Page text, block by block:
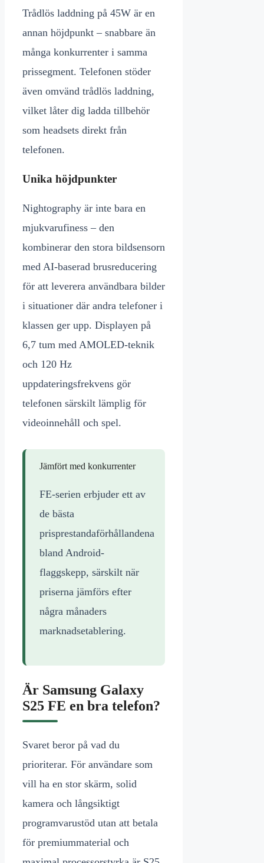
Trådlös laddning på 45W är en
annan höjdpunkt – snabbare än
många konkurrenter i samma
prissegment. Telefonen stöder
även omvänd trådlös laddning,
vilket låter dig ladda tillbehör
som headsets direkt från
telefonen.
Unika höjdpunkter
Nightography är inte bara en
mjukvarufiness – den
kombinerar den stora bildsensorn
med AI-baserad brusreducering
för att leverera användbara bilder
i situationer där andra telefoner i
klassen ger upp. Displayen på
6,7 tum med AMOLED-teknik
och 120 Hz
uppdateringsfrekvens gör
telefonen särskilt lämplig för
videoinnehåll och spel.
Jämfört med konkurrenter
FE-serien erbjuder ett av
de bästa
prisprestandaförhållandena
bland Android-
flaggskepp, särskilt när
priserna jämförs efter
några månaders
marknadsetablering.
Är Samsung Galaxy
S25 FE en bra telefon?
Svaret beror på vad du
prioriterar. För användare som
vill ha en stor skärm, solid
kamera och långsiktigt
programvarustöd utan att betala
för premiummaterial och